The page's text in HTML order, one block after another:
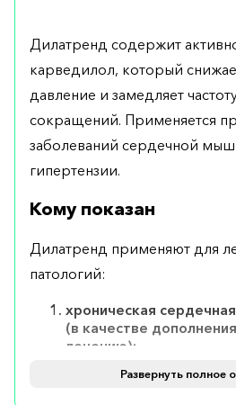
Дилатренд содержит
карведилол, который
давление и замедляет
сокращений. Применяется
заболеваний сердечной
гипертензии.
Кому показан
Дилатренд применяют для
патологий:
хроническая
(в качестве
лечению);
стабильнаяРазвернуть полное